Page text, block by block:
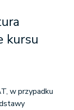
kursu
w przypadku